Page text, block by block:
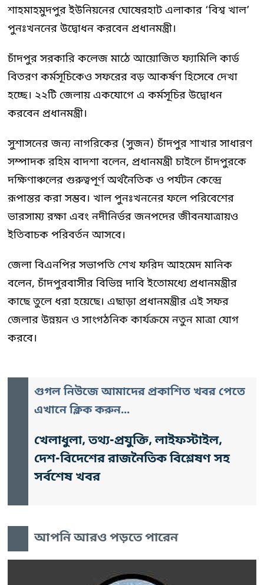
শাহমাহমুদপুর ইউনিয়নের ঘোষেরহাট এলাকার ‘বিশ্ব খাল’
পুনঃখননের উদ্বোধন করবেন প্রধানমন্ত্রী।
চাঁদপুর সরকারি কলেজ মাঠে আয়োজিত ফ্যামিলি কার্ড
বিতরণ কর্মসূচিকেও সফরের বড় আকর্ষণ হিসেবে দেখা
হচ্ছে। ২২টি জেলায় একযোগে এ কর্মসূচির উদ্বোধন
করবেন প্রধানমন্ত্রী।
সুশাসনের জন্য নাগরিকের (সুজন) চাঁদপুর শাখার সাধারণ
সম্পাদক রহিম বাদশা বলেন, প্রধানমন্ত্রী চাইলে চাঁদপুরকে
দক্ষিণাঞ্চলের গুরুত্বপূর্ণ অর্থনৈতিক ও পর্যটন কেন্দ্রে
রূপান্তর করা সম্ভব। খাল পুনঃখননের ফলে পরিবেশের
ভারসাম্য রক্ষা এবং নদীনির্ভর জনপদের জীবনযাত্রায়ও
ইতিবাচক পরিবর্তন আসবে।
জেলা বিএনপির সভাপতি শেখ ফরিদ আহমেদ মানিক
বলেন, চাঁদপুরবাসীর বিভিন্ন দাবি ইতোমধ্যে প্রধানমন্ত্রীর
কাছে তুলে ধরা হয়েছে। এছাড়া প্রধানমন্ত্রীর এই সফর
জেলার উন্নয়ন ও সাংগঠনিক কার্যক্রমে নতুন মাত্রা যোগ
করবে।
গুগল নিউজে আমাদের প্রকাশিত খবর পেতে
এখানে ক্লিক করুন...
খেলাধুলা, তথ্য-প্রযুক্তি, লাইফস্টাইল,
দেশ-বিদেশের রাজনৈতিক বিশ্লেষণ সহ
সর্বশেষ খবর
আপনি আরও পড়তে পারেন